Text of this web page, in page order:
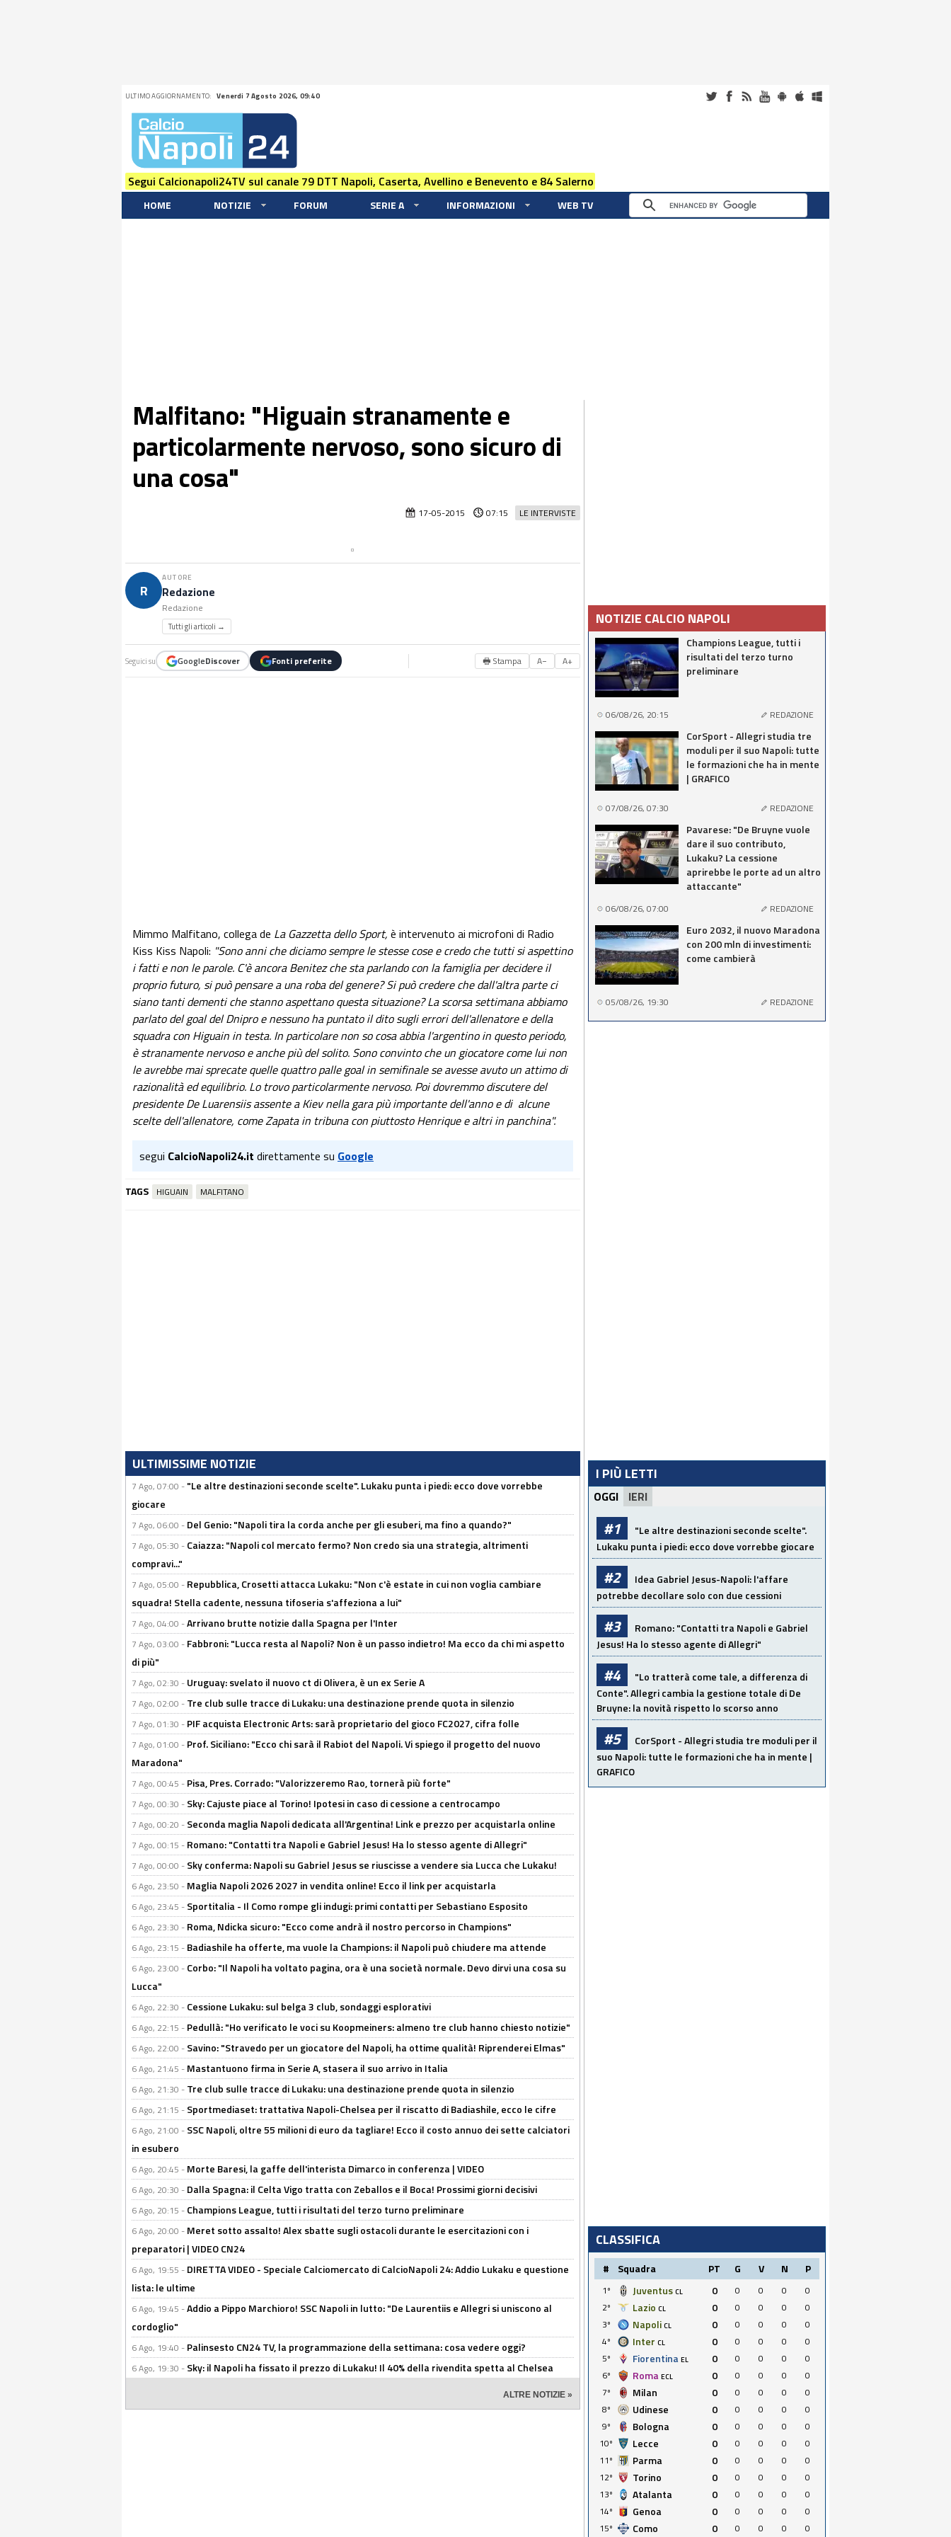
ULTIMO AGGIORNAMENTO: Venerdi 7 Agosto 2026, 09:40
Segui Calcionapoli24TV sul canale 79 DTT Napoli, Caserta, Avellino e Benevento e 84 Salerno
HOME NOTIZIE FORUM SERIE A INFORMAZIONI WEB TV
Malfitano: "Higuain stranamente e
particolarmente nervoso, sono sicuro di
una cosa"
LE INTERVISTE
17-05-2015 07:15
R
AUTORE
Redazione
Redazione
Tutti gli articoli →
Seguici su GoogleDiscover Fonti preferite 🖶 Stampa A− A+
Mimmo Malfitano, collega de La Gazzetta dello Sport, è intervenuto ai microfoni di Radio
Kiss Kiss Napoli: "Sono anni che diciamo sempre le stesse cose e credo che tutti si aspettino
i fatti e non le parole. C'è ancora Benitez che sta parlando con la famiglia per decidere il
proprio futuro, si può pensare a una roba del genere? Si può credere che dall'altra parte ci
siano tanti dementi che stanno aspettano questa situazione? La scorsa settimana abbiamo
parlato del goal del Dnipro e nessuno ha puntato il dito sugli errori dell'allenatore e della
squadra con Higuain in testa. In particolare non so cosa abbia l'argentino in questo periodo,
è stranamente nervoso e anche più del solito. Sono convinto che un giocatore come lui non
le avrebbe mai sprecate quelle quattro palle goal in semifinale se avesse avuto un attimo di
razionalità ed equilibrio. Lo trovo particolarmente nervoso. Poi dovremmo discutere del
presidente De Luarensiis assente a Kiev nella gara più importante dell'anno e di alcune
scelte dell'allenatore, come Zapata in tribuna con piuttosto Henrique e altri in panchina".
segui CalcioNapoli24.it direttamente su Google
TAGS HIGUAIN MALFITANO
ULTIMISSIME NOTIZIE
7 Ago, 07:00 - "Le altre destinazioni seconde scelte". Lukaku punta i piedi: ecco dove vorrebbe
giocare
7 Ago, 06:00 - Del Genio: "Napoli tira la corda anche per gli esuberi, ma fino a quando?"
7 Ago, 05:30 - Caiazza: "Napoli col mercato fermo? Non credo sia una strategia, altrimenti
compravi..."
7 Ago, 05:00 - Repubblica, Crosetti attacca Lukaku: "Non c'è estate in cui non voglia cambiare
squadra! Stella cadente, nessuna tifoseria s'affeziona a lui"
7 Ago, 04:00 -Arrivano brutte notizie dalla Spagna per l'Inter
7 Ago, 03:00 - Fabbroni: "Lucca resta al Napoli? Non è un passo indietro! Ma ecco da chi mi aspetto
di più"
7 Ago, 02:30 - Uruguay: svelato il nuovo ct di Olivera, è un ex Serie A
7 Ago, 02:00 - Tre club sulle tracce di Lukaku: una destinazione prende quota in silenzio
7 Ago, 01:30 - PIF acquista Electronic Arts: sarà proprietario del gioco FC2027, cifra folle
7 Ago, 01:00 - Prof. Siciliano: "Ecco chi sarà il Rabiot del Napoli. Vi spiego il progetto del nuovo
Maradona"
7 Ago, 00:45 - Pisa, Pres. Corrado: "Valorizzeremo Rao, tornerà più forte"
7 Ago, 00:30 - Sky: Cajuste piace al Torino! Ipotesi in caso di cessione a centrocampo
7 Ago, 00:20 - Seconda maglia Napoli dedicata all'Argentina! Link e prezzo per acquistarla online
7 Ago, 00:15 - Romano: "Contatti tra Napoli e Gabriel Jesus! Ha lo stesso agente di Allegri"
7 Ago, 00:00 - Sky conferma: Napoli su Gabriel Jesus se riuscisse a vendere sia Lucca che Lukaku!
6 Ago, 23:50 - Maglia Napoli 2026 2027 in vendita online! Ecco il link per acquistarla
6 Ago, 23:45 - Sportitalia - Il Como rompe gli indugi: primi contatti per Sebastiano Esposito
6 Ago, 23:30 - Roma, Ndicka sicuro: "Ecco come andrà il nostro percorso in Champions"
6 Ago, 23:15 - Badiashile ha offerte, ma vuole la Champions: il Napoli può chiudere ma attende
6 Ago, 23:00 - Corbo: "Il Napoli ha voltato pagina, ora è una società normale. Devo dirvi una cosa su
Lucca"
6 Ago, 22:30 - Cessione Lukaku: sul belga 3 club, sondaggi esplorativi
6 Ago, 22:15 - Pedullà: "Ho verificato le voci su Koopmeiners: almeno tre club hanno chiesto notizie"
6 Ago, 22:00 - Savino: "Stravedo per un giocatore del Napoli, ha ottime qualità! Riprenderei Elmas"
6 Ago, 21:45 - Mastantuono firma in Serie A, stasera il suo arrivo in Italia
6 Ago, 21:30 - Tre club sulle tracce di Lukaku: una destinazione prende quota in silenzio
6 Ago, 21:15 - Sportmediaset: trattativa Napoli-Chelsea per il riscatto di Badiashile, ecco le cifre
6 Ago, 21:00 - SSC Napoli, oltre 55 milioni di euro da tagliare! Ecco il costo annuo dei sette calciatori
in esubero
6 Ago, 20:45 - Morte Baresi, la gaffe dell'interista Dimarco in conferenza | VIDEO
6 Ago, 20:30 - Dalla Spagna: il Celta Vigo tratta con Zeballos e il Boca! Prossimi giorni decisivi
6 Ago, 20:15 - Champions League, tutti i risultati del terzo turno preliminare
6 Ago, 20:00 - Meret sotto assalto! Alex sbatte sugli ostacoli durante le esercitazioni con i
preparatori | VIDEO CN24
6 Ago, 19:55 - DIRETTA VIDEO - Speciale Calciomercato di CalcioNapoli 24: Addio Lukaku e questione
lista: le ultime
6 Ago, 19:45 -Addio a Pippo Marchioro! SSC Napoli in lutto: "De Laurentiis e Allegri si uniscono al
cordoglio"
6 Ago, 19:40 - Palinsesto CN24 TV, la programmazione della settimana: cosa vedere oggi?
6 Ago, 19:30 - Sky: il Napoli ha fissato il prezzo di Lukaku! Il 40% della rivendita spetta al Chelsea
ALTRE NOTIZIE »
NOTIZIE CALCIO NAPOLI
Champions League, tutti i
risultati del terzo turno
preliminare
06/08/26, 20:15 REDAZIONE
CorSport - Allegri studia tre
moduli per il suo Napoli: tutte
le formazioni che ha in mente
| GRAFICO
07/08/26, 07:30 REDAZIONE
Pavarese: "De Bruyne vuole
dare il suo contributo,
Lukaku? La cessione
aprirebbe le porte ad un altro
attaccante"
06/08/26, 07:00 REDAZIONE
Euro 2032, il nuovo Maradona
con 200 mln di investimenti:
come cambierà
05/08/26, 19:30 REDAZIONE
I PIÙ LETTI
OGGI IERI
#1
"Le altre destinazioni seconde scelte".
Lukaku punta i piedi: ecco dove vorrebbe giocare
#2
Idea Gabriel Jesus-Napoli: l'affare
potrebbe decollare solo con due cessioni
#3
Romano: "Contatti tra Napoli e Gabriel
Jesus! Ha lo stesso agente di Allegri"
#4
"Lo tratterà come tale, a differenza di
Conte". Allegri cambia la gestione totale di De
Bruyne: la novità rispetto lo scorso anno
#5
CorSport - Allegri studia tre moduli per il
suo Napoli: tutte le formazioni che ha in mente |
GRAFICO
CLASSIFICA
# Squadra PT G V N P
1º Juventus CL 0 0 0 0
0
2º
Lazio CL 0 0 0 0
0
3º
Napoli CL 0 0 0 0
0
4º
Inter CL 0 0 0 0
0
5º
Fiorentina EL 0 0 0 0
0
6º
Roma ECL 0 0 0 0
0
7º
Milan 0 0 0 0
0
8º
Udinese 0 0 0 0
0
9º
Bologna 0 0 0 0
0
10º
Lecce 0 0 0 0
0
11º
Parma 0 0 0 0
0
12º
Torino 0 0 0 0
0
13º
Atalanta 0 0 0 0
0
14º
Genoa 0 0 0 0
0
15º
Como 0 0 0 0 0